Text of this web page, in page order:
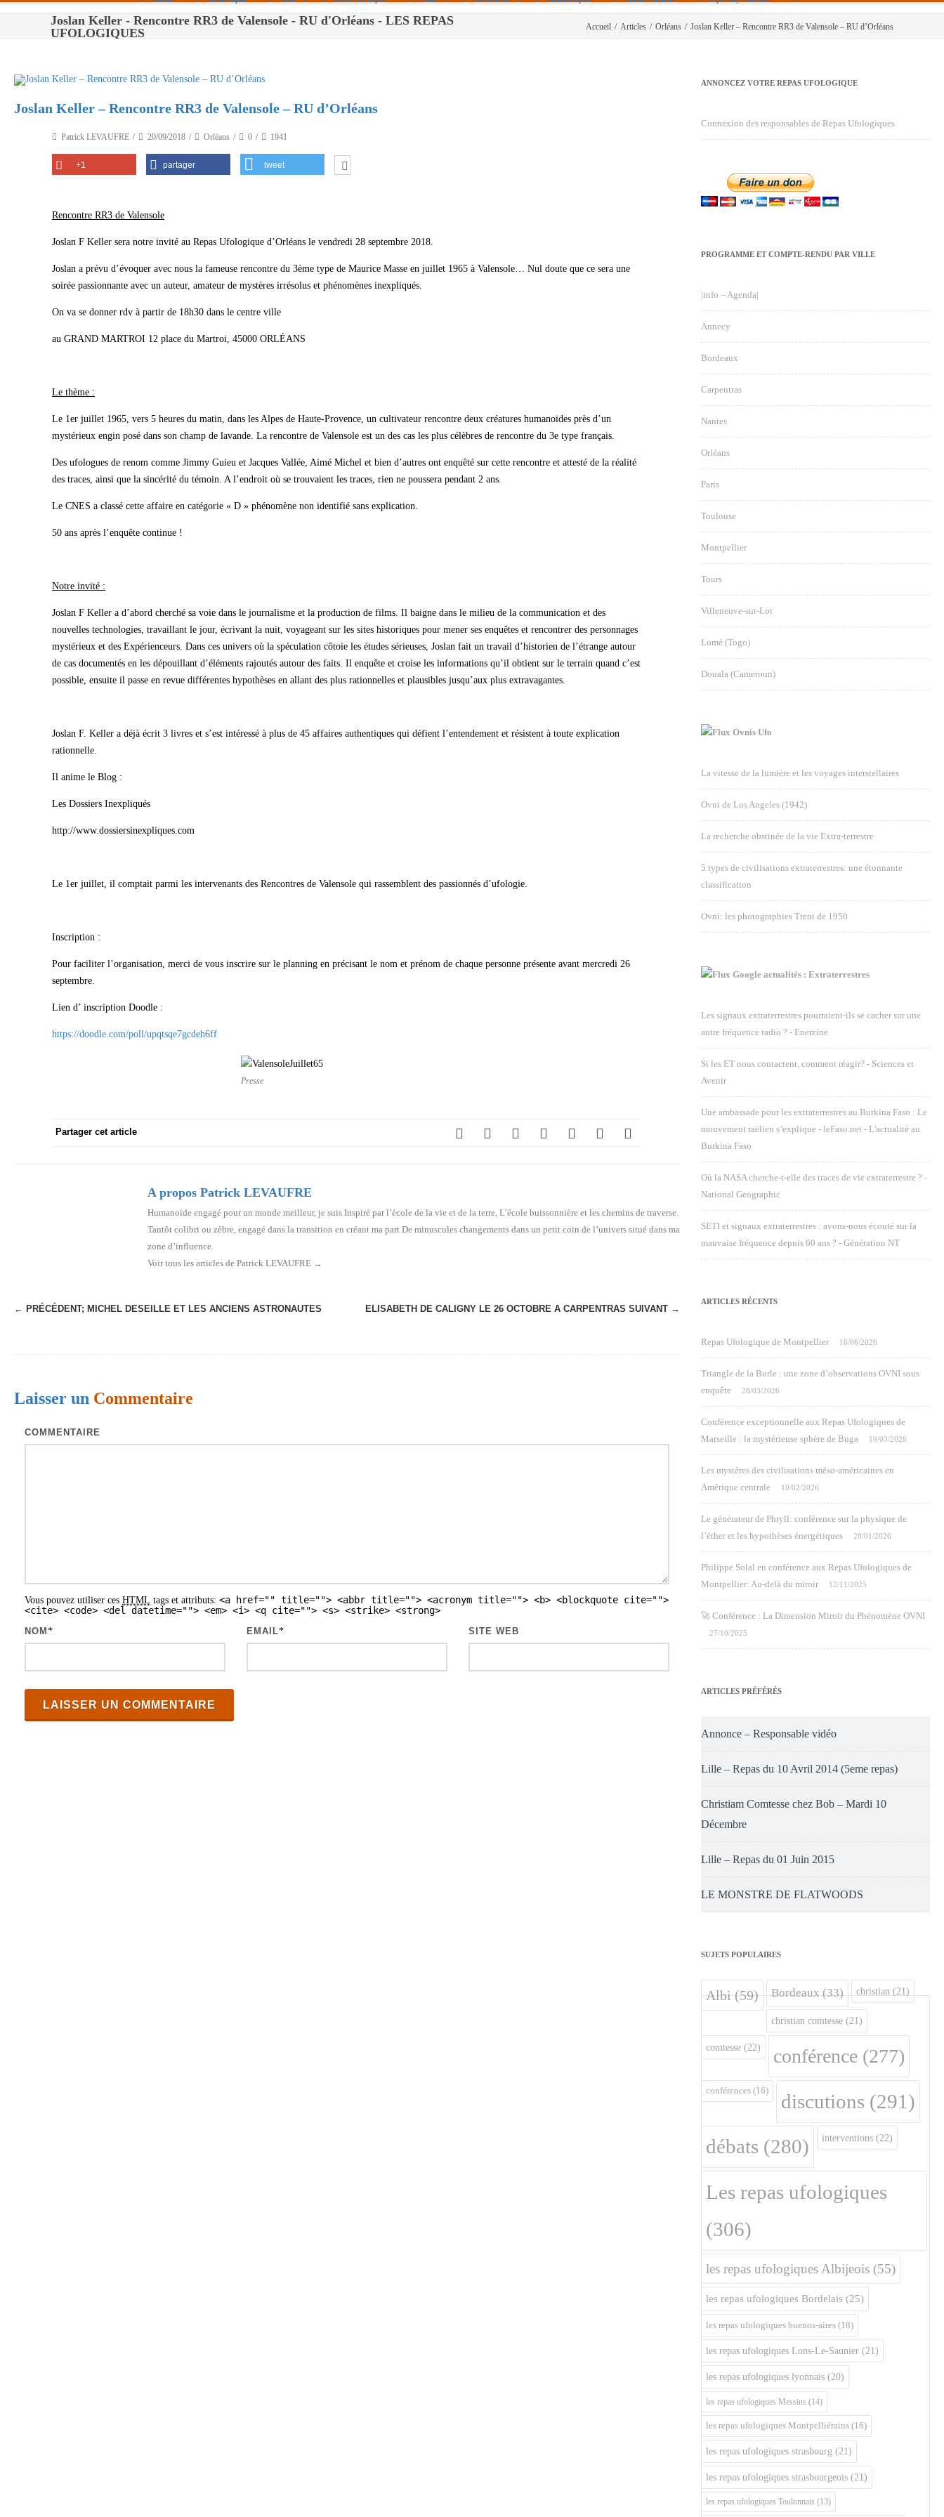
Paris
Montpellier
Nantes
Strasbourg
Politique De Cookies (UE)
Joslan Keller - Rencontre RR3 de Valensole - RU d'Orléans - LES REPAS
UFOLOGIQUES
Accueil / Articles / Orléans / Joslan Keller – Rencontre RR3 de Valensole – RU d’Orléans
Joslan Keller – Rencontre RR3 de Valensole – RU d’Orléans
Patrick LEVAUFRE 20/09/2018 Orléans 0 1941
+1 partager tweet
Rencontre RR3 de Valensole
Joslan F Keller sera notre invité au Repas Ufologique d’Orléans le vendredi 28 septembre 2018.
Joslan a prévu d’évoquer avec nous la fameuse rencontre du 3ème type de Maurice Masse en juillet 1965 à Valensole… Nul doute que ce sera une
soirée passionnante avec un auteur, amateur de mystères irrésolus et phénomènes inexpliqués.
On va se donner rdv à partir de 18h30 dans le centre ville
au GRAND MARTROI 12 place du Martroi, 45000 ORLÉANS
Le thème :
Le 1er juillet 1965, vers 5 heures du matin, dans les Alpes de Haute-Provence, un cultivateur rencontre deux créatures humanoïdes près d’un
mystérieux engin posé dans son champ de lavande. La rencontre de Valensole est un des cas les plus célèbres de rencontre du 3e type français.
Des ufologues de renom comme Jimmy Guieu et Jacques Vallée, Aimé Michel et bien d’autres ont enquêté sur cette rencontre et attesté de la réalité
des traces, ainsi que la sincérité du témoin. A l’endroit où se trouvaient les traces, rien ne poussera pendant 2 ans.
Le CNES a classé cette affaire en catégorie « D » phénomène non identifié sans explication.
50 ans après l’enquête continue !
Notre invité :
Joslan F Keller a d’abord cherché sa voie dans le journalisme et la production de films. Il baigne dans le milieu de la communication et des
nouvelles technologies, travaillant le jour, écrivant la nuit, voyageant sur les sites historiques pour mener ses enquêtes et rencontrer des personnages
mystérieux et des Expérienceurs. Dans ces univers où la spéculation côtoie les études sérieuses, Joslan fait un travail d’historien de l’étrange autour
de cas documentés en les dépouillant d’éléments rajoutés autour des faits. Il enquête et croise les informations qu’il obtient sur le terrain quand c’est
possible, ensuite il passe en revue différentes hypothèses en allant des plus rationnelles et plausibles jusqu’aux plus extravagantes.
Joslan F. Keller a déjà écrit 3 livres et s’est intéressé à plus de 45 affaires authentiques qui défient l’entendement et résistent à toute explication
rationnelle.
Il anime le Blog :
Les Dossiers Inexpliqués
http://www.dossiersinexpliques.com
Le 1er juillet, il comptait parmi les intervenants des Rencontres de Valensole qui rassemblent des passionnés d’ufologie.
Inscription :
Pour faciliter l’organisation, merci de vous inscrire sur le planning en précisant le nom et prénom de chaque personne présente avant mercredi 26
septembre.
Lien d’ inscription Doodle :
https://doodle.com/poll/upqtsqe7gcdeh6ff
Presse
Partager cet article
A propos Patrick LEVAUFRE
Humanoïde engagé pour un monde meilleur, je suis Inspiré par l’école de la vie et de la terre, L’école buissonnière et les chemins de traverse.
Tantôt colibri ou zèbre, engagé dans la transition en créant ma part De minuscules changements dans un petit coin de l’univers situé dans ma
zone d’influence.
Voir tous les articles de Patrick LEVAUFRE →
N
g
← PRÉCÉDENT; MICHEL DESEILLE ET LES ANCIENS ASTRONAUTES ELISABETH DE CALIGNY LE 26 OCTOBRE A CARPENTRAS SUIVANT →
Laisser un Commentaire
COMMENTAIRE
Vous pouvez utiliser ces HTML tags et attributs: <a href="" title=""> <abbr title=""> <acronym title=""> <b> <blockquote cite="">
<cite> <code> <del datetime=""> <em> <i> <q cite=""> <s> <strike> <strong>
NOM * EMAIL* SITE WEB
ANNONCEZ VOTRE REPAS UFOLOGIQUE
Connexion des responsables de Repas Ufologiques
PROGRAMME ET COMPTE-RENDU PAR VILLE
|info – Agenda|
Annecy
Bordeaux
Carpentras
Nantes
Orléans
Paris
Toulouse
Montpellier
Tours
Villeneuve-sur-Lot
Lomé (Togo)
Douala (Cameroun)
Ovnis Ufo
La vitesse de la lumière et les voyages interstellaires
Ovni de Los Angeles (1942)
La recherche obstinée de la vie Extra-terrestre
5 types de civilisations extraterrestres: une étonnante
classification
Ovni: les photographies Trent de 1950
Google actualités : Extraterrestres
Les signaux extraterrestres pourraient-ils se cacher sur une
autre fréquence radio ? - Enerzine
Si les ET nous contactent, comment réagir? - Sciences et
Avenir
Une ambassade pour les extraterrestres au Burkina Faso : Le
mouvement raëlien s’explique - leFaso.net - L'actualité au
Burkina Faso
Où la NASA cherche-t-elle des traces de vie extraterrestre ? -
National Geographic
SETI et signaux extraterrestres : avons-nous écouté sur la
mauvaise fréquence depuis 60 ans ? - Génération NT
ARTICLES RÉCENTS
Repas Ufologique de Montpellier 16/06/2026
Triangle de la Burle : une zone d’observations OVNI sous
enquête
28/03/2026
Conférence exceptionnelle aux Repas Ufologiques de
Marseille : la mystérieuse sphère de Buga
19/03/2026
Les mystères des civilisations méso-américaines en
Amérique centrale
10/02/2026
Le générateur de Phryll: conférence sur la physique de
l’éther et les hypothèses énergétiques
28/01/2026
Philippe Solal en conférence aux Repas Ufologiques de
Montpellier: Au-delà du miroir
12/11/2025
🚀 Conférence : La Dimension Miroir du Phénomène OVNI
27/10/2025
ARTICLES PRÉFÉRÉS
Annonce – Responsable vidéo
Lille – Repas du 10 Avril 2014 (5eme repas)
Christiam Comtesse chez Bob – Mardi 10
Décembre
Lille – Repas du 01 Juin 2015
LE MONSTRE DE FLATWOODS
SUJETS POPULAIRES
Albi(59) Bordeaux(33) christian (21)
christian comtesse (21)
comtesse (22) conférence (277)
conférences (16) discutions (291)
débats (280) interventions (22)
Les repas ufologiques
(306)
les repas ufologiques Albijeois (55)
les repas ufologiques Bordelais (25)
les repas ufologiques buenos-aires (18)
les repas ufologiques Lons-Le-Saunier (21)
les repas ufologiques lyonnais (20)
les repas ufologiques Messins (14)
les repas ufologiques Montpelliérains (16)
les repas ufologiques strasbourg (21)
les repas ufologiques strasbourgeois (21)
les repas ufologiques Toulonnais (13)